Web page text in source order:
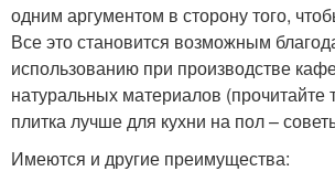
одним аргументом в сторону того,
Все это становится возможным
использованию при производстве
натуральных материалов (прочитайте
плитка лучше для кухни на пол –
Имеются и другие преимущества: